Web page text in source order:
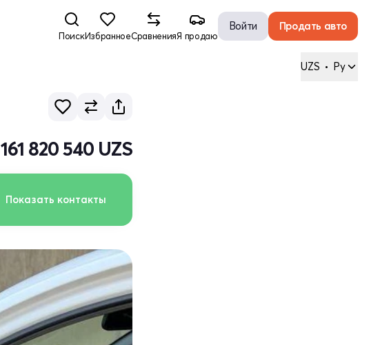
ПоискИзбранноеСравненияЯ продаю
Войти Продать авто
UZS • Ру
161 820 540 UZS
Показать контакты